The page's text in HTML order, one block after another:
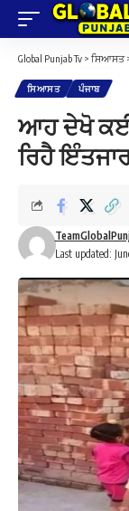
Global Punjab Tv > ਸਿਆਸਤ
ਸਿਆਸਤ ਪੰਜਾਬ
ਆਹ ਦੇਖੋ ਕਈ
ਰਿਹੈ
Last updated: